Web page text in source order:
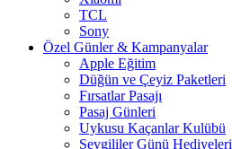
TCL
Sony
Özel Günler & Kampanyalar
Apple Eğitim
Düğün ve Çeyiz Paketleri
Fırsatlar Pasajı
Pasaj Günleri
Uykusu Kaçanlar Kulübü
Sevgililer Günü Hediyeleri